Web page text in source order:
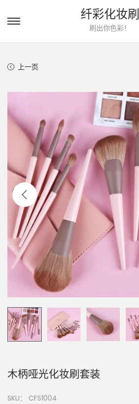
转
跳
纤彩化妆刷
刷出你色彩！
上一页
木柄哑光化妆刷套装
SKU： CFS1004